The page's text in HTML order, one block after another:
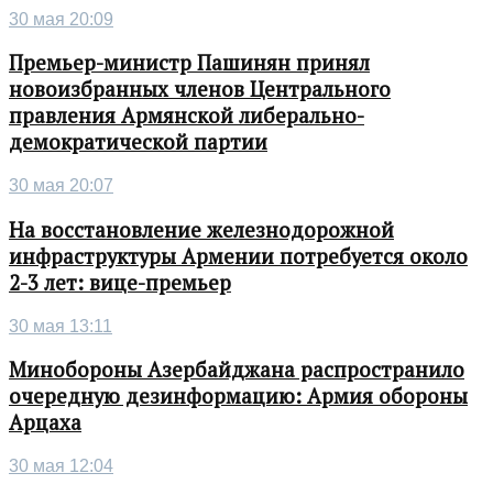
30 мая 20:09
Премьер-министр Пашинян принял
новоизбранных членов Центрального
правления Армянской либерально-
демократической партии
30 мая 20:07
На восстановление железнодорожной
инфраструктуры Армении потребуется около
2-3 лет: вице-премьер
30 мая 13:11
Минобороны Азербайджана распространило
очередную дезинформацию: Армия обороны
Арцаха
30 мая 12:04